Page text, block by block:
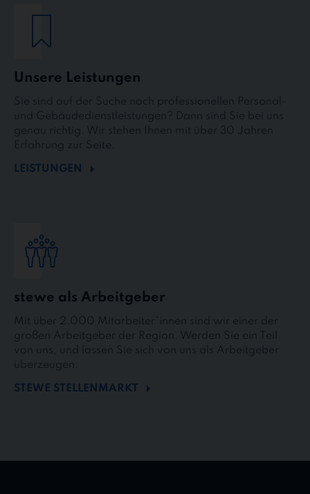
Unsere Leistungen
Sie sind auf der Suche nach professionellen Personal-
und Gebäudedienstleistungen? Dann sind Sie bei uns
genau richtig. Wir stehen Ihnen mit über 30 Jahren
Erfahrung zur Seite.
LEISTUNGEN
stewe als Arbeitgeber
Mit über 2.000 Mitarbeiter*innen sind wir einer der
großen Arbeitgeber der Region. Werden Sie ein Teil
von uns, und lassen Sie sich von uns als Arbeitgeber
überzeugen.
STEWE STELLENMARKT